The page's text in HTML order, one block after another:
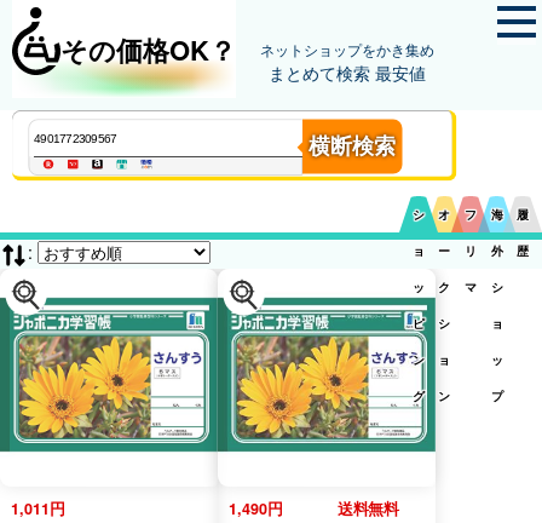
その価格OK？ ネットショップをかき集め
まとめて検索 最安値
横断検索
シ
ョ
ッ
ピ
ン
グ
オ
ー
ク
シ
ョ
ン
フ
リ
マ
海
外
シ
ョ
ッ
プ
履
歴
:
1,011円 1,490円 送料無料